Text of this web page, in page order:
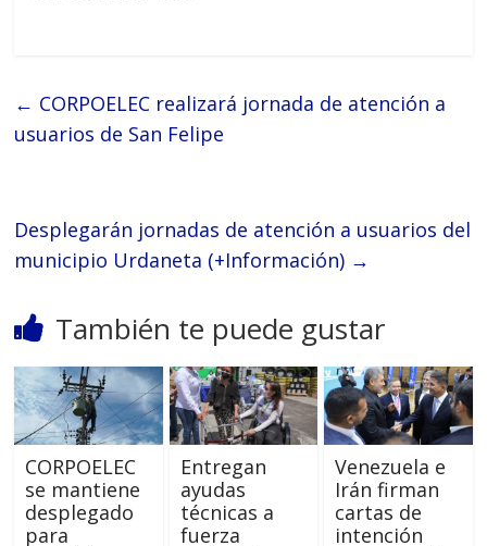
← CORPOELEC realizará jornada de atención a
usuarios de San Felipe
Desplegarán jornadas de atención a usuarios del
municipio Urdaneta (+Información) →
También te puede gustar
CORPOELEC
se mantiene
desplegado
para
Entregan
ayudas
técnicas a
fuerza
Venezuela e
Irán firman
cartas de
intención